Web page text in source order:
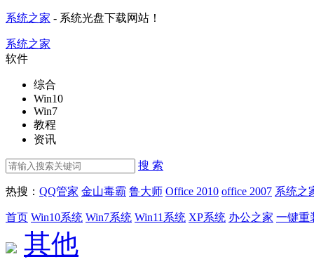
系统之家 - 系统光盘下载网站！
系统之家
软件
综合
Win10
Win7
教程
资讯
搜 索
热搜： QQ管家 金山毒霸 鲁大师 Office 2010 office 2007 系统之
首页 Win10系统 Win7系统 Win11系统 XP系统 办公之家 一键重
其他